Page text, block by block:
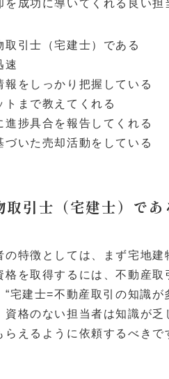
を成功に導いてくれる良い
取引士（宅建士）である
速
報をしっかり把握している
トまで教えてくれる
進捗具合を報告してくれる
づいた売却活動をしている
取引士（宅建士）であ
の特徴としては、まず宅地
格を取得するには、不動産
“宅建士=不動産取引の知識が
資格のない担当者は知識が
らえるように依頼するべきで